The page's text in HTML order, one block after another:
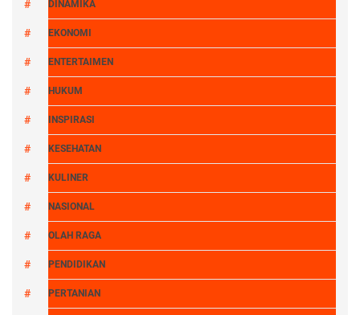
DINAMIKA
EKONOMI
ENTERTAIMEN
HUKUM
INSPIRASI
KESEHATAN
KULINER
NASIONAL
OLAH RAGA
PENDIDIKAN
PERTANIAN